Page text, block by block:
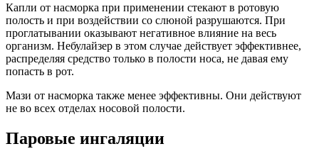
Капли от насморка при применении стекают в ротовую
полость и при воздействии со слюной разрушаются. При
проглатывании оказывают негативное влияние на весь
организм. Небулайзер в этом случае действует эффективнее,
распределяя средство только в полости носа, не давая ему
попасть в рот.
Мази от насморка также менее эффективны. Они действуют
не во всех отделах носовой полости.
Паровые ингаляции